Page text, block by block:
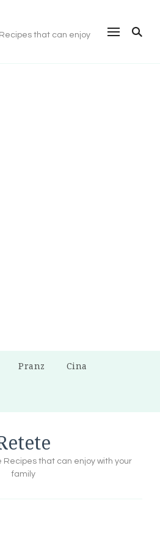
that can enjoy
Pranz Cina
that can enjoy with your
family